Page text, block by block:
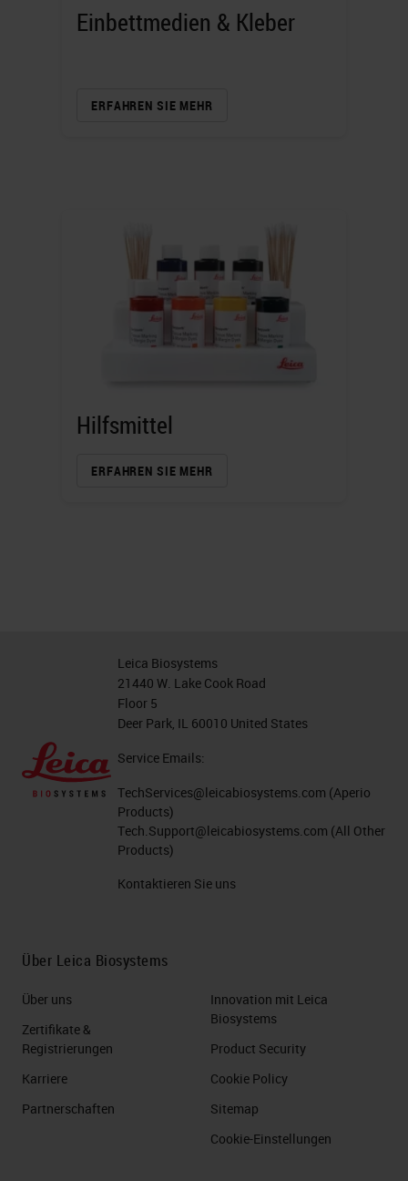
Einbettmedien & Kleber
ERFAHREN SIE MEHR
Hilfsmittel
ERFAHREN SIE MEHR
Leica Biosystems
21440 W. Lake Cook Road
Floor 5
Deer Park, IL 60010 United States
Service Emails:
TechServices@leicabiosystems.com (Aperio
Products)
Tech.Support@leicabiosystems.com (All Other
Products)
Kontaktieren Sie uns
Über Leica Biosystems
Über uns
Zertifikate &
Registrierungen
Karriere
Partnerschaften
Innovation mit Leica
Biosystems
Product Security
Cookie Policy
Sitemap
Cookie-Einstellungen